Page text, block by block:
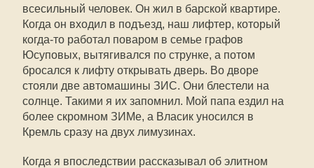
всесильный человек. Он жил в барской квартире.
Когда он входил в подъезд, наш лифтер, который
когда-то работал поваром в семье графов
Юсуповых, вытягивался по струнке, а потом
бросался к лифту открывать дверь. Во дворе
стояли две автомашины ЗИС. Они блестели на
солнце. Такими я их запомнил. Мой папа ездил на
более скромном ЗИМе, а Власик уносился в
Кремль сразу на двух лимузинах.
Когда я впоследствии рассказывал об элитном